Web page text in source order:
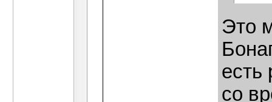
Это
есть
со